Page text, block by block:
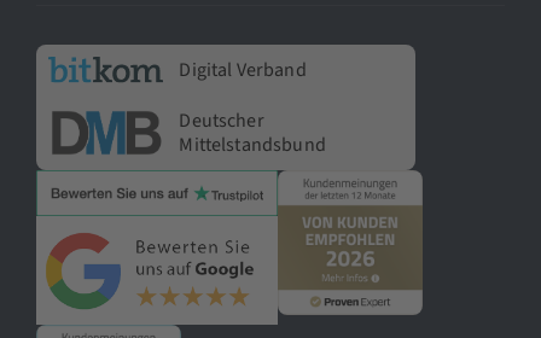
Digital Verband
Deutscher
Mittelstandsbund